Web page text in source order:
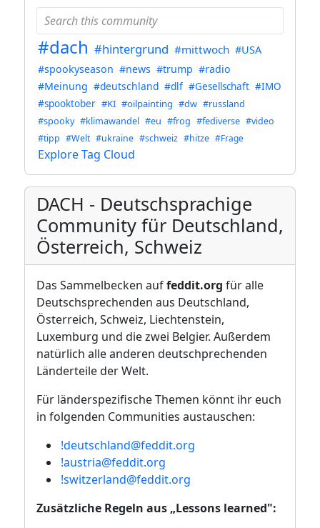
#dach #hintergrund #mittwoch #USA
#spookyseason #news #trump #radio
#Meinung #deutschland #dlf #Gesellschaft #IMO
#spooktober #KI #oilpainting #dw #russland
#spooky #klimawandel #eu #frog #fediverse #video
#tipp #Welt #ukraine #schweiz #hitze #Frage
Explore Tag Cloud
DACH - Deutschsprachige
Community für Deutschland,
Österreich, Schweiz
Das Sammelbecken auffeddit.org für alle
Deutschsprechenden aus Deutschland,
Österreich, Schweiz, Liechtenstein,
Luxemburg und die zwei Belgier. Außerdem
natürlich alle anderen deutschprechenden
Länderteile der Welt.
Für länderspezifische Themen könnt ihr euch
in folgenden Communities austauschen:
!deutschland@feddit.org
!austria@feddit.org
!switzerland@feddit.org
Zusätzliche Regeln aus „Lessons learned":